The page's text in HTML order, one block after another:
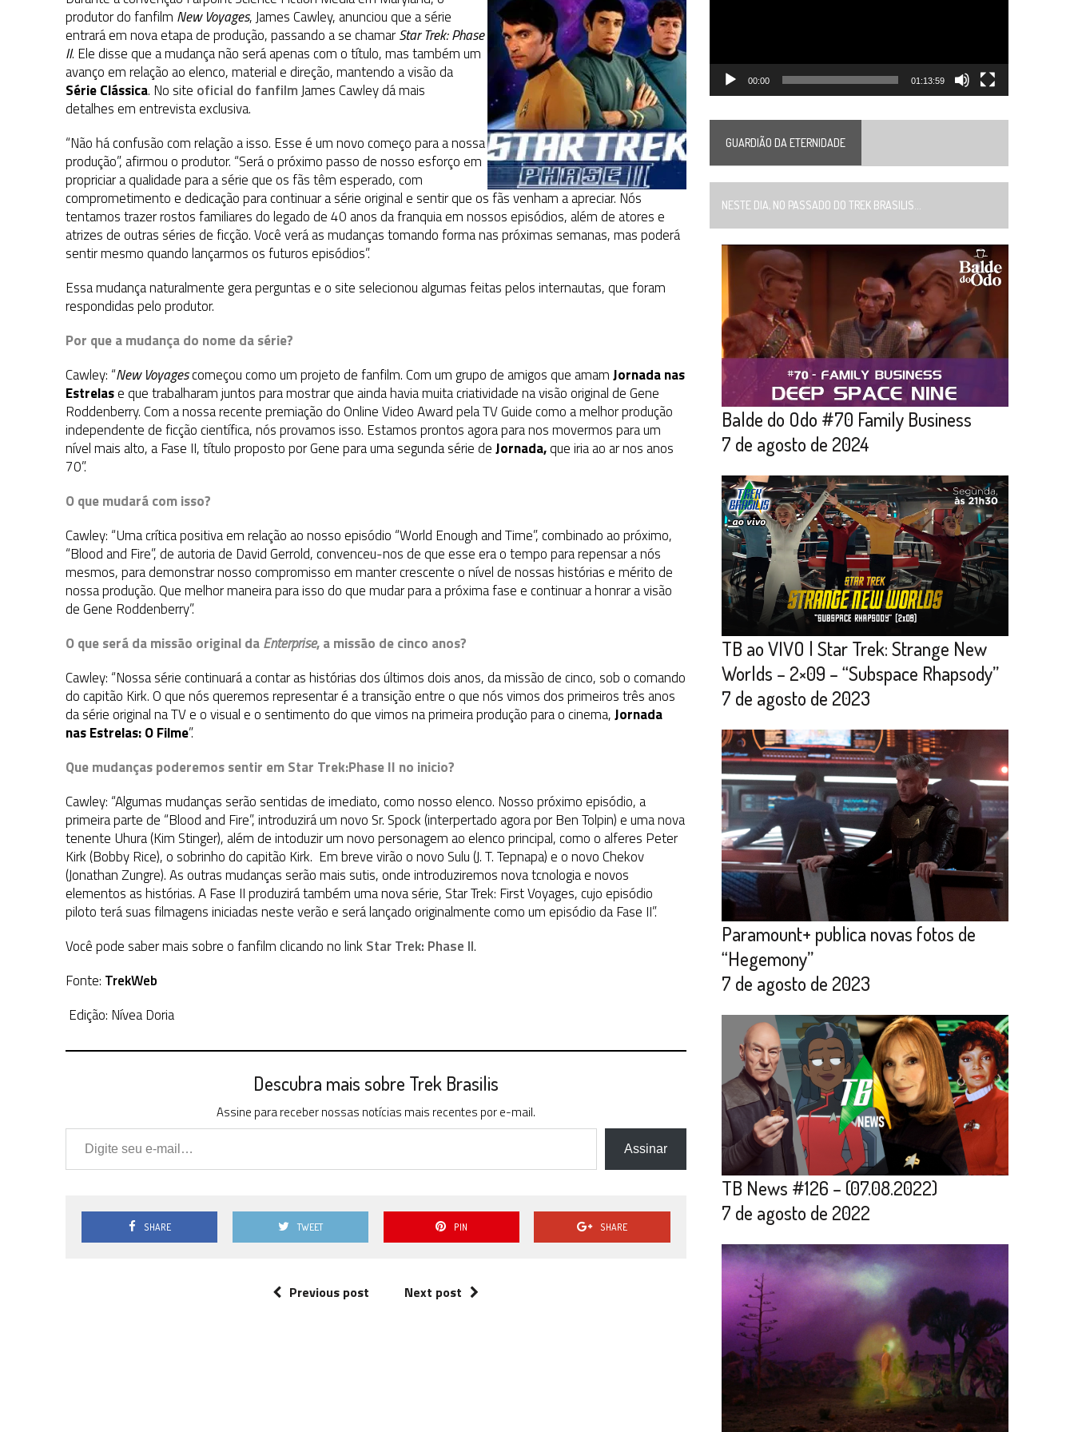
31 DE JULHO DE 2026 | GRANDES JORNADAS | QUATRO EPISÓDIOS DE STAR TREKSOBRE DIFERENTES PONTOS DE VISTA
31 DE JULHO DE 2026 | BOX DELUXE DO ANO 5 DACOLEÇÃO TREK BRASILISJÁ DISPONÍVEL EM PRÉ-VENDA!
6 DE AGOSTO DE 2026 | NOVA TEMPORADA DETHE CENTER SEAT , SÉRIE DOCUMENTAL DE STAR TREK , CHEGA EM 8 DE SETEMBRO
produtor do fanfilm New Voyages, James Cawley, anunciou que a série
entrará em nova etapa de produção, passando a se chamarStar Trek: Phase
II. Ele disse que a mudança não será apenas com o título, mas também um
avanço em relação ao elenco, material e direção, mantendo a visão da
Série Clássica. No site oficial do fanfilm James Cawley dá mais
detalhes em entrevista exclusiva.
“Não há confusão com relação a isso. Esse é um novo começo para a nossa
produção”, afirmou o produtor. “Será o próximo passo de nosso esforço em
propriciar a qualidade para a série que os fãs têm esperado, com
comprometimento e dedicação para continuar a série original e sentir que os fãs venham a apreciar. Nós
tentamos trazer rostos familiares do legado de 40 anos da franquia em nossos episódios, além de atores e
atrizes de outras séries de ficção. Você verá as mudanças tomando forma nas próximas semanas, mas poderá
sentir mesmo quando lançarmos os futuros episódios”.
Essa mudança naturalmente gera perguntas e o site selecionou algumas feitas pelos internautas, que foram
respondidas pelo produtor.
Por que a mudança do nome da série?
Cawley: “New Voyagescomeçou como um projeto de fanfilm. Com um grupo de amigos que amamJornada nas
Estrelase que trabalharam juntos para mostrar que ainda havia muita criatividade na visão original de Gene
Roddenberry. Com a nossa recente premiação do Online Video Award pela TV Guide como a melhor produção
independente de ficção científica, nós provamos isso. Estamos prontos agora para nos movermos para um
nível mais alto, a Fase II, título proposto por Gene para uma segunda série deJornada,que iria ao ar nos anos
70”.
O que mudará com isso?
Cawley: “Uma crítica positiva em relação ao nosso episódio “World Enough and Time”, combinado ao próximo,
“Blood and Fire”, de autoria de David Gerrold, convenceu-nos de que esse era o tempo para repensar a nós
mesmos, para demonstrar nosso compromisso em manter crescente o nível de nossas histórias e mérito de
nossa produção. Que melhor maneira para isso do que mudar para a próxima fase e continuar a honrar a visão
de Gene Roddenberry”.
O que será da missão original daEnterprise, a missão de cinco anos?
Cawley: “Nossa série continuará a contar as histórias dos últimos dois anos, da missão de cinco, sob o comando
do capitão Kirk. O que nós queremos representar é a transição entre o que nós vimos dos primeiros três anos
da série original na TV e o visual e o sentimento do que vimos na primeira produção para o cinema,Jornada
nas Estrelas: O Filme”.
Que mudanças poderemos sentir em Star Trek:Phase II no inicio?
Cawley: “Algumas mudanças serão sentidas de imediato, como nosso elenco. Nosso próximo episódio, a
primeira parte de “Blood and Fire”, introduzirá um novo Sr. Spock (interpertado agora por Ben Tolpin) e uma nova
tenente Uhura (Kim Stinger), além de intoduzir um novo personagem ao elenco principal, como o alferes Peter
Kirk (Bobby Rice), o sobrinho do capitão Kirk. Em breve virão o novo Sulu (J. T. Tepnapa) e o novo Chekov
(Jonathan Zungre). As outras mudanças serão mais sutis, onde introduziremos nova tcnologia e novos
elementos as histórias. A Fase II produzirá também uma nova série, Star Trek: First Voyages, cujo episódio
piloto terá suas filmagens iniciadas neste verão e será lançado originalmente como um episódio da Fase II”.
Você pode saber mais sobre o fanfilm clicando no link Star Trek: Phase II.
Fonte: TrekWeb
Edição: Nívea Doria
Descubra mais sobre Trek Brasilis
Assine para receber nossas notícias mais recentes por e-mail.
Digite seu e-mail…
Assinar
SHARE TWEET PIN SHARE
Previous post Next post
00:00 01:13:59
GUARDIÃO DA ETERNIDADE
NESTE DIA, NO PASSADO DO TREK BRASILIS...
Balde do Odo #70 Family Business
7 de agosto de 2024
TB ao VIVO | Star Trek: Strange New
Worlds – 2×09 – “Subspace Rhapsody”
7 de agosto de 2023
Paramount+ publica novas fotos de
“Hegemony”
7 de agosto de 2023
TB News #126 – (07.08.2022)
7 de agosto de 2022